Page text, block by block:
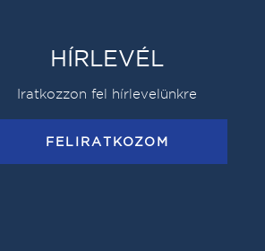
HÍRLEVÉL
Iratkozzon fel hírlevelünkre
FELIRATKOZOM